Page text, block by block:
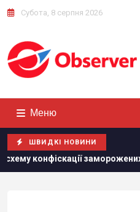
Субота, 8 серпня 2026
Меню
ШВИДКІ НОВИНИ
заморожених активів РФ, - FAZ